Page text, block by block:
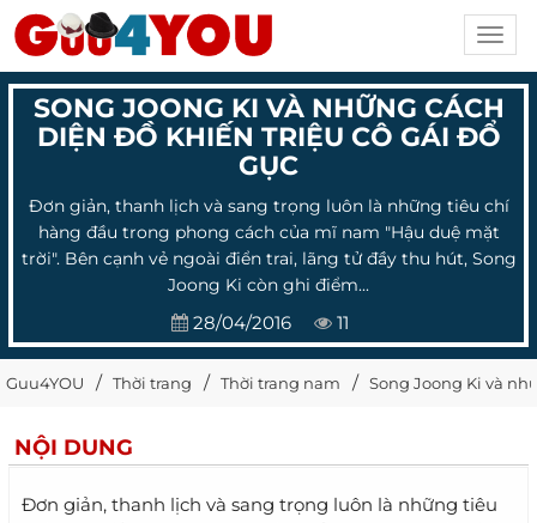
SONG JOONG KI VÀ NHỮNG CÁCH
DIỆN ĐỒ KHIẾN TRIỆU CÔ GÁI ĐỔ
GỤC
Đơn giản, thanh lịch và sang trọng luôn là những tiêu chí
hàng đầu trong phong cách của mĩ nam "Hậu duệ mặt
trời". Bên cạnh vẻ ngoài điển trai, lãng tử đầy thu hút, Song
Joong Ki còn ghi điểm...
28/04/2016 11
Guu4YOU Thời trang Thời trang nam Song Joong Ki và
NỘI DUNG
Đơn giản, thanh lịch và sang trọng luôn là những tiêu